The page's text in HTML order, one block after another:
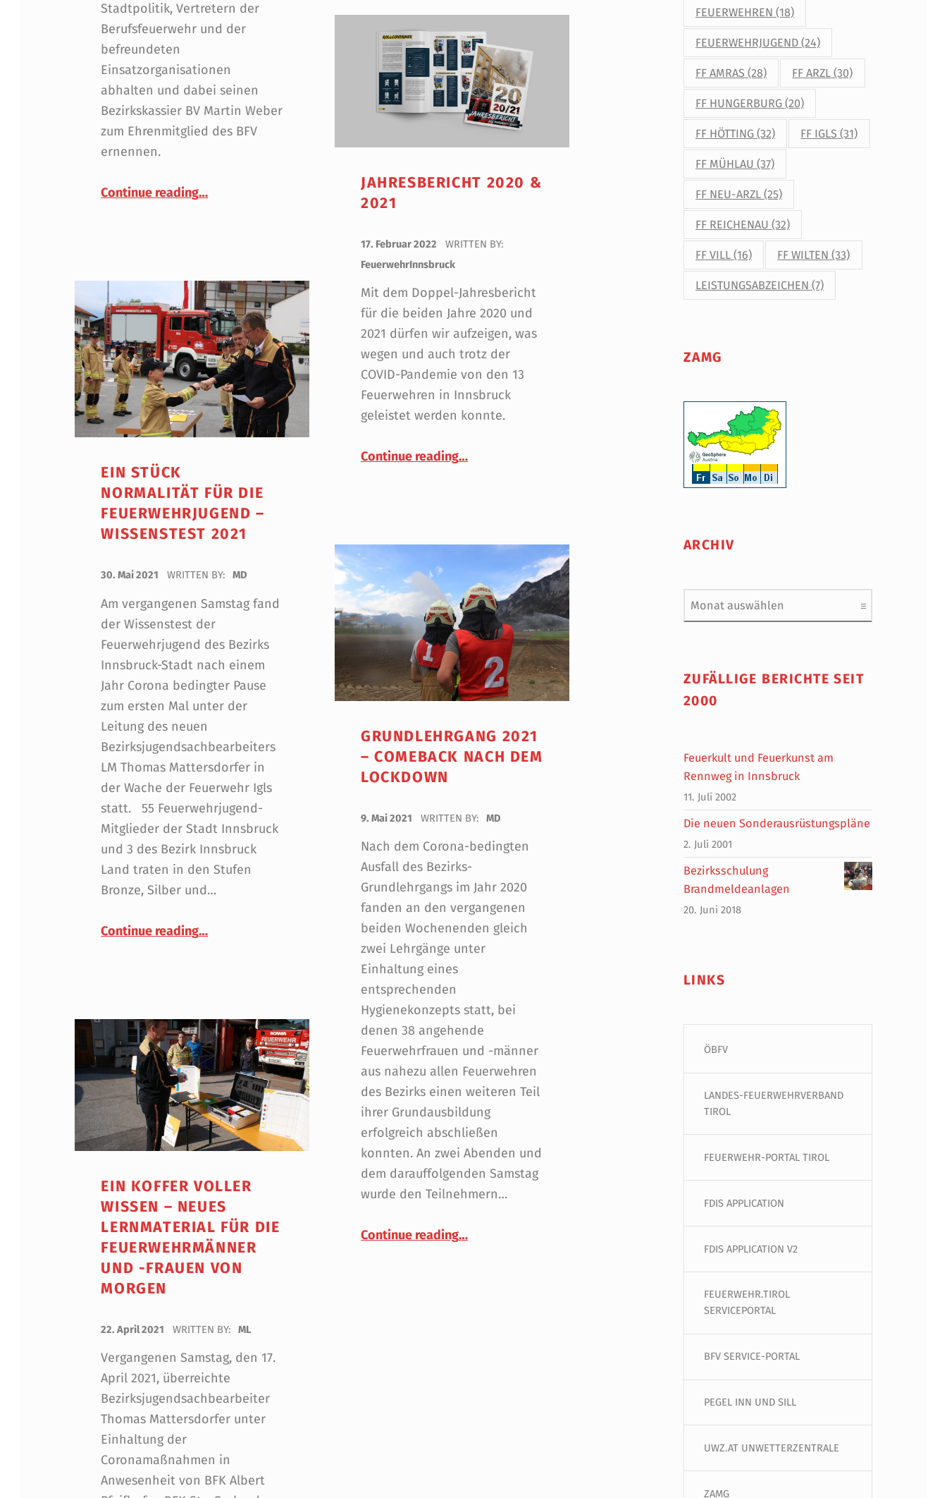
Stadtpolitik, Vertretern der
Berufsfeuerwehr und der
befreundeten
Einsatzorganisationen
abhalten und dabei seinen
Bezirkskassier BV Martin Weber
zum Ehrenmitglied des BFV
ernennen.
Continue reading
“Martin Weber beim 57. Bezirksfeuerwehrtag 2022 zum Ehrenmitglied ernannt”
…
JAHRESBERICHT 2020 &
2021
17. Februar 2022
WRITTEN BY:
FeuerwehrInnsbruck
Mit dem Doppel-Jahresbericht
für die beiden Jahre 2020 und
2021 dürfen wir aufzeigen, was
wegen und auch trotz der
COVID-Pandemie von den 13
Feuerwehren in Innsbruck
geleistet werden konnte.
Continue reading…
EIN STÜCK
NORMALITÄT FÜR DIE
FEUERWEHRJUGEND –
WISSENSTEST 2021
30. Mai 2021 WRITTEN BY: MD
Am vergangenen Samstag fand
der Wissenstest der
Feuerwehrjugend des Bezirks
Innsbruck-Stadt nach einem
Jahr Corona bedingter Pause
zum ersten Mal unter der
Leitung des neuen
Bezirksjugendsachbearbeiters
LM Thomas Mattersdorfer in
der Wache der Feuerwehr Igls
statt. 55 Feuerwehrjugend-
Mitglieder der Stadt Innsbruck
und 3 des Bezirk Innsbruck
Land traten in den Stufen
Bronze, Silber und…
Continue reading
“Ein Stück Normalität für die Feuerwehrjugend – Wissenstest 2021”
…
GRUNDLEHRGANG 2021
– COMEBACK NACH DEM
LOCKDOWN
9. Mai 2021 WRITTEN BY: MD
Nach dem Corona-bedingten
Ausfall des Bezirks-
Grundlehrgangs im Jahr 2020
fanden an den vergangenen
beiden Wochenenden gleich
zwei Lehrgänge unter
Einhaltung eines
entsprechenden
Hygienekonzepts statt, bei
denen 38 angehende
Feuerwehrfrauen und -männer
aus nahezu allen Feuerwehren
des Bezirks einen weiteren Teil
ihrer Grundausbildung
erfolgreich abschließen
konnten. An zwei Abenden und
dem darauffolgenden Samstag
wurde den Teilnehmern…
Continue reading
“Grundlehrgang 2021 – Comeback nach dem Lockdown”
…
EIN KOFFER VOLLER
WISSEN – NEUES
LERNMATERIAL FÜR DIE
FEUERWEHRMÄNNER
UND -FRAUEN VON
MORGEN
22. April 2021 WRITTEN BY: ML
Vergangenen Samstag, den 17.
April 2021, überreichte
Bezirksjugendsachbearbeiter
Thomas Mattersdorfer unter
Einhaltung der
Coronamaßnahmen in
Anwesenheit von BFK Albert
FEUERWEHREN (18)
FEUERWEHRJUGEND (24)
FF AMRAS (28) FF ARZL (30)
FF HUNGERBURG (20)
FF HÖTTING (32) FF IGLS (31)
FF MÜHLAU (37)
FF NEU-ARZL (25)
FF REICHENAU (32)
FF VILL (16) FF WILTEN (33)
LEISTUNGSABZEICHEN (7)
ZAMG
ARCHIV
Archiv
ZUFÄLLIGE BERICHTE SEIT
2000
Feuerkult und Feuerkunst am
Rennweg in Innsbruck
11. Juli 2002
Die neuen Sonderausrüstungspläne
2. Juli 2001
Bezirksschulung
Brandmeldeanlagen
20. Juni 2018
LINKS
ÖBFV
LANDES-FEUERWEHRVERBAND
TIROL
FEUERWEHR-PORTAL TIROL
FDIS APPLICATION
FDIS APPLICATION V2
FEUERWEHR.TIROL
SERVICEPORTAL
BFV SERVICE-PORTAL
PEGEL INN UND SILL
UWZ.AT UNWETTERZENTRALE
ZAMG